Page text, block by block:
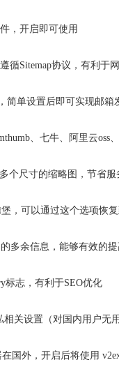
，开启即可使用
循Sitemap协议，有利于
简单设置后即可实现邮箱
、七牛、阿里云oss
个尺寸的缩略图，节省
，可以通过这个选项恢
多余信息，能够有效的
标志，有利于SEO优化
关设置（对国内用户无
国外，开启后将使用